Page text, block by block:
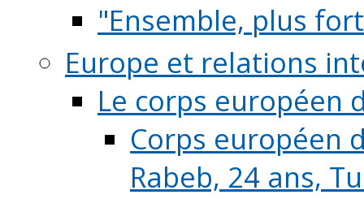
"Ensemble, plus
Europe et relations
Le corps européen
Corps européen
Rabeb, 24 ans,